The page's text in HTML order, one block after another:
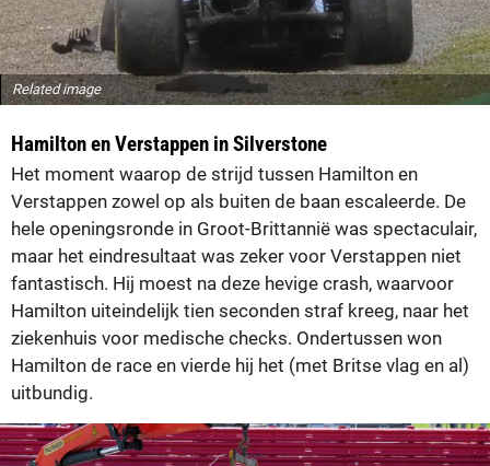
Related image
Hamilton en Verstappen in Silverstone
Het moment waarop de strijd tussen Hamilton en
Verstappen zowel op als buiten de baan escaleerde. De
hele openingsronde in Groot-Brittannië was spectaculair,
maar het eindresultaat was zeker voor Verstappen niet
fantastisch. Hij moest na deze hevige crash, waarvoor
Hamilton uiteindelijk tien seconden straf kreeg, naar het
ziekenhuis voor medische checks. Ondertussen won
Hamilton de race en vierde hij het (met Britse vlag en al)
uitbundig.